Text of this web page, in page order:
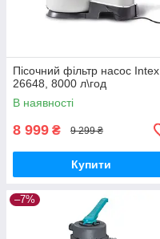
Пісочний фільтр насос Intex
26648, 8000 л\год
В наявності
8 999 ₴ 9 299 ₴
Купити
–7%